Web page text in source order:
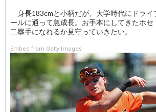
身長183cmと小柄だが、大学時代にドライ
ールに通って急成長。お手本にしてきたホ
二塁手になれるか見守っていきたい。
Embed from Getty Images